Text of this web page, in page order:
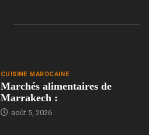
CUISINE MAROCAINE
Marchés alimentaires de
Marrakech :
août 5, 2026